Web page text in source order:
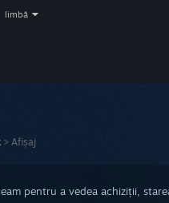
limbă
> Afișaj
pentru a vedea achiziții,